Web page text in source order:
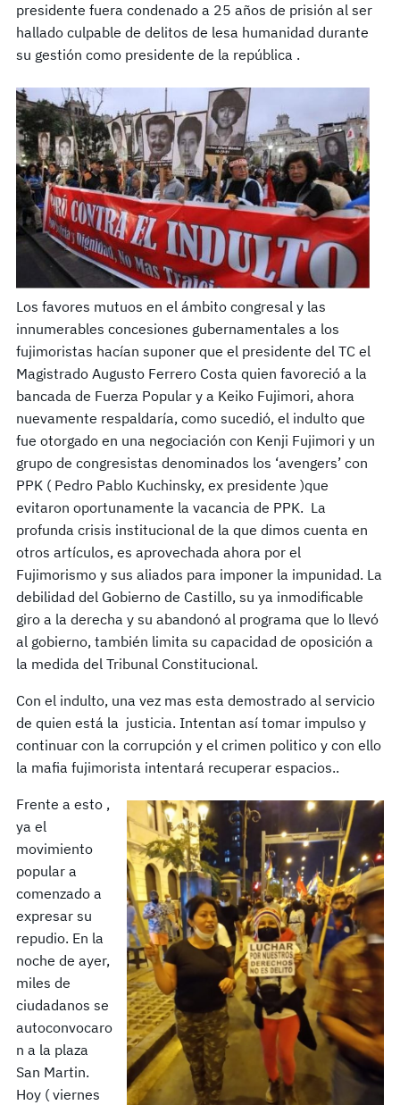
presidente fuera condenado a 25 años de prisión al ser
hallado culpable de delitos de lesa humanidad durante
su gestión como presidente de la república .
Los favores mutuos en el ámbito congresal y las
innumerables concesiones gubernamentales a los
fujimoristas hacían suponer que el presidente del TC el
Magistrado Augusto Ferrero Costa quien favoreció a la
bancada de Fuerza Popular y a Keiko Fujimori, ahora
nuevamente respaldaría, como sucedió, el indulto que
fue otorgado en una negociación con Kenji Fujimori y un
grupo de congresistas denominados los ‘avengers’ con
PPK ( Pedro Pablo Kuchinsky, ex presidente )que
evitaron oportunamente la vacancia de PPK. La
profunda crisis institucional de la que dimos cuenta en
otros artículos, es aprovechada ahora por el
Fujimorismo y sus aliados para imponer la impunidad. La
debilidad del Gobierno de Castillo, su ya inmodificable
giro a la derecha y su abandonó al programa que lo llevó
al gobierno, también limita su capacidad de oposición a
la medida del Tribunal Constitucional.
Con el indulto, una vez mas esta demostrado al servicio
de quien está la justicia. Intentan así tomar impulso y
continuar con la corrupción y el crimen politico y con ello
la mafia fujimorista intentará recuperar espacios..
Frente a esto ,
ya el
movimiento
popular a
comenzado a
expresar su
repudio. En la
noche de ayer,
miles de
ciudadanos se
autoconvocaro
n a la plaza
San Martin.
Hoy ( viernes